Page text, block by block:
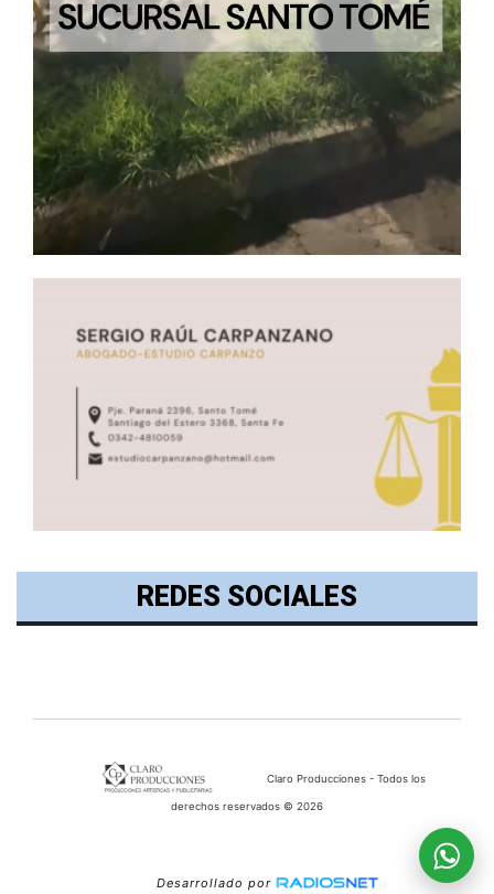
REDES SOCIALES
Claro Producciones - Todos los
derechos reservados © 2026
Desarrollado por